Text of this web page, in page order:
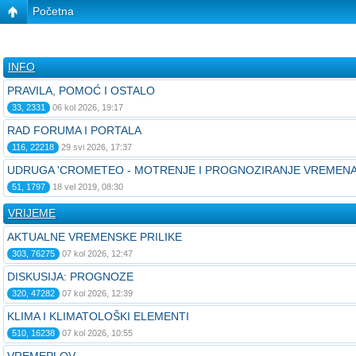
Početna
INFO
PRAVILA, POMOĆ I OSTALO
33, 2331 06 kol 2026, 19:17
RAD FORUMA I PORTALA
116, 22218 29 svi 2026, 17:37
UDRUGA 'CROMETEO - MOTRENJE I PROGNOZIRANJE
51, 1797 18 vel 2019, 08:30
VRIJEME
AKTUALNE VREMENSKE PRILIKE
303, 76275 07 kol 2026, 12:47
DISKUSIJA: PROGNOZE
320, 47282 07 kol 2026, 12:39
KLIMA I KLIMATOLOŠKI ELEMENTI
510, 16238 07 kol 2026, 10:55